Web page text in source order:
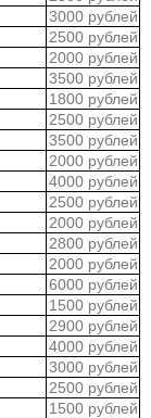
3000 рублей
2500 рублей
2000 рублей
3500 рублей
1800 рублей
2500 рублей
3500 рублей
2000 рублей
4000 рублей
2500 рублей
2000 рублей
2800 рублей
2000 рублей
6000 рублей
1500 рублей
2900 рублей
4000 рублей
3000 рублей
2500 рублей
1500 рублей